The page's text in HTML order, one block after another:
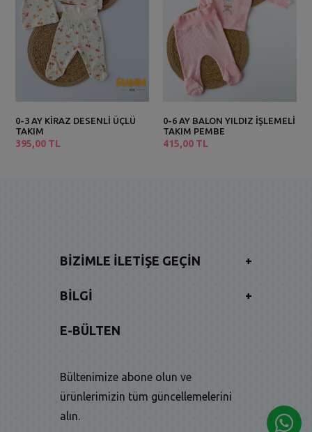
0-3 AY KİRAZ DESENLİ ÜÇLÜ
TAKIM
395,00 TL
0-6 AY BALON YILDIZ İŞLEMELİ
TAKIM PEMBE
415,00 TL
BIZIMLE İLETIŞE GEÇIN +
BILGI +
E-BÜLTEN
Bültenimize abone olun ve
ürünlerimizin tüm güncellemelerini
alın.